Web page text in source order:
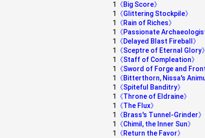
1
《Big Score》
1
《Glittering Stockpile》
1
《Rain of Riches》
1
《Passionate
1
《Delayed Blast Fireball》
1
《Sceptre of Eternal Glory
1
《Staff of Compleation》
1
《Sword of Forge and
1
《Bitterthorn, Nissa's
1
《Spiteful Banditry》
1
《Throne of Eldraine》
1
《The Flux》
1
《Brass's Tunnel-Grinder》
1
《Chimil, the Inner Sun》
1
《Return the Favor》